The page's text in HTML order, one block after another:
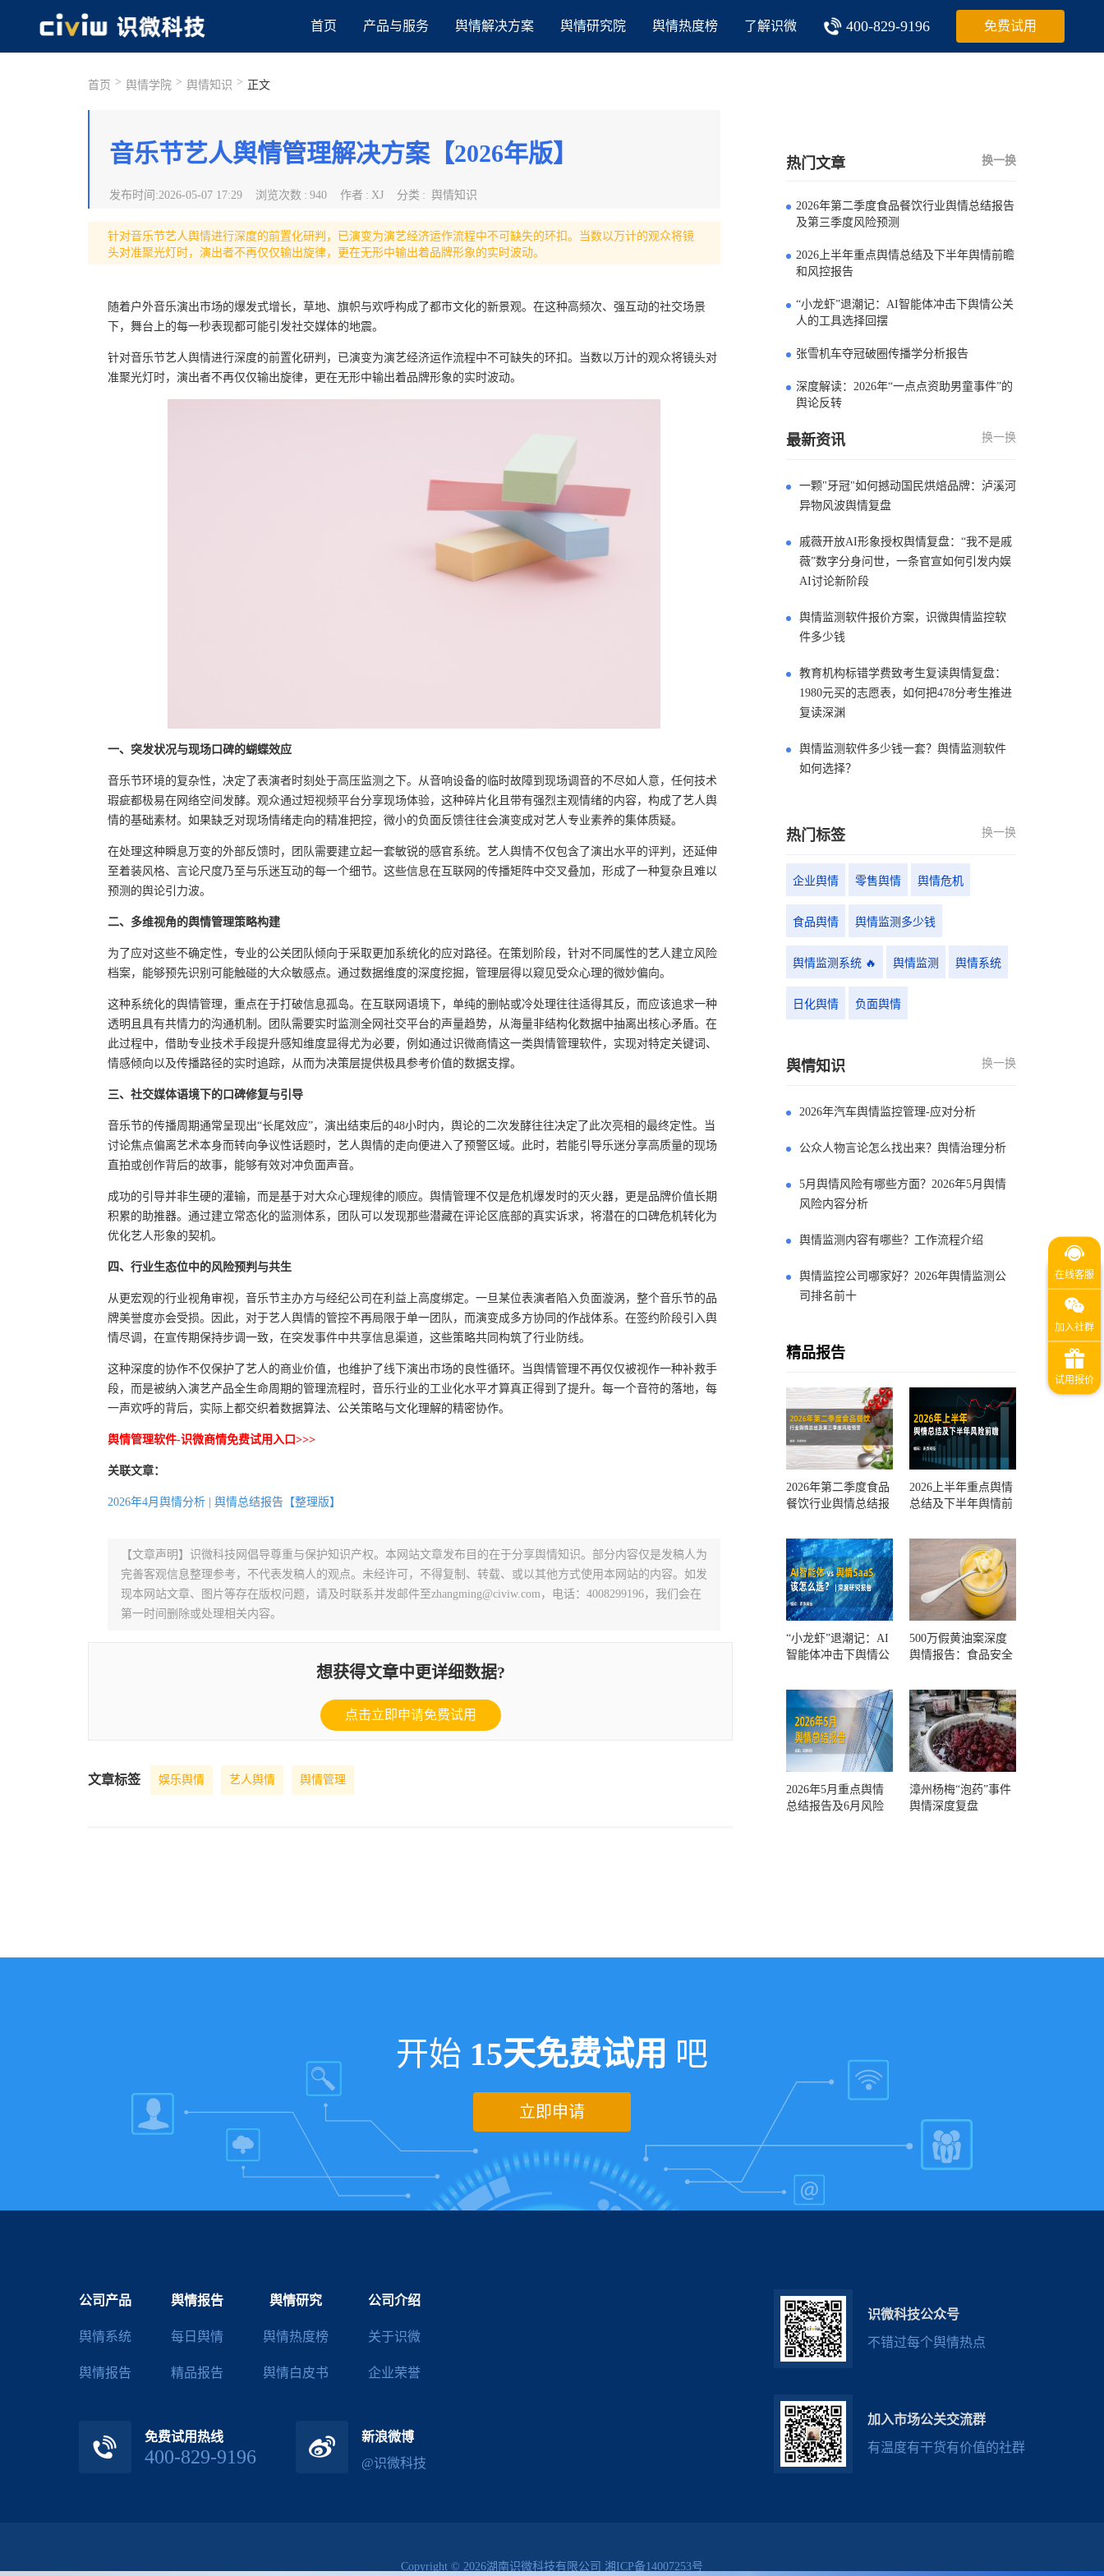
首页 产品与服务 舆情解决方案 舆情研究院 舆情热度榜 了解识微 400-829-9196 免费试用
首页 > 舆情学院 > 舆情知识 > 正文
音乐节艺人舆情管理解决方案【2026年版】
发布时间 :2026-05-07 17:29 浏览次数 : 940 作者 : XJ 分类 : 舆情知识
针对音乐节艺人舆情进行深度的前置化研判，已演变为演艺经济运作流程中不可缺失的环扣。当数以万计的观众将镜
头对准聚光灯时，演出者不再仅仅输出旋律，更在无形中输出着品牌形象的实时波动。
随着户外音乐演出市场的爆发式增长，草地、旗帜与欢呼构成了都市文化的新景观。在这种高频次、强互动的社交场景
下，舞台上的每一秒表现都可能引发社交媒体的地震。
针对音乐节艺人舆情进行深度的前置化研判，已演变为演艺经济运作流程中不可缺失的环扣。当数以万计的观众将镜头对
准聚光灯时，演出者不再仅仅输出旋律，更在无形中输出着品牌形象的实时波动。
一、突发状况与现场口碑的蝴蝶效应
音乐节环境的复杂性，决定了表演者时刻处于高压监测之下。从音响设备的临时故障到现场调音的不尽如人意，任何技术
瑕疵都极易在网络空间发酵。观众通过短视频平台分享现场体验，这种碎片化且带有强烈主观情绪的内容，构成了艺人舆
情的基础素材。如果缺乏对现场情绪走向的精准把控，微小的负面反馈往往会演变成对艺人专业素养的集体质疑。
在处理这种瞬息万变的外部反馈时，团队需要建立起一套敏锐的感官系统。艺人舆情不仅包含了演出水平的评判，还延伸
至着装风格、言论尺度乃至与乐迷互动的每一个细节。这些信息在互联网的传播矩阵中交叉叠加，形成了一种复杂且难以
预测的舆论引力波。
二、多维视角的舆情管理策略构建
为了应对这些不确定性，专业的公关团队倾向于采取更加系统化的应对路径。在策划阶段，针对不同属性的艺人建立风险
档案，能够预先识别可能触碰的大众敏感点。通过数据维度的深度挖掘，管理层得以窥见受众心理的微妙偏向。
这种系统化的舆情管理，重点在于打破信息孤岛。在互联网语境下，单纯的删帖或冷处理往往适得其反，而应该追求一种
透明且具有共情力的沟通机制。团队需要实时监测全网社交平台的声量趋势，从海量非结构化数据中抽离出核心矛盾。在
此过程中，借助专业技术手段提升感知维度显得尤为必要，例如通过识微商情这一类舆情管理软件，实现对特定关键词、
情感倾向以及传播路径的实时追踪，从而为决策层提供极具参考价值的数据支撑。
三、社交媒体语境下的口碑修复与引导
音乐节的传播周期通常呈现出“长尾效应”，演出结束后的48小时内，舆论的二次发酵往往决定了此次亮相的最终定性。当
讨论焦点偏离艺术本身而转向争议性话题时，艺人舆情的走向便进入了预警区域。此时，若能引导乐迷分享高质量的现场
直拍或创作背后的故事，能够有效对冲负面声音。
成功的引导并非生硬的灌输，而是基于对大众心理规律的顺应。舆情管理不仅是危机爆发时的灭火器，更是品牌价值长期
积累的助推器。通过建立常态化的监测体系，团队可以发现那些潜藏在评论区底部的真实诉求，将潜在的口碑危机转化为
优化艺人形象的契机。
四、行业生态位中的风险预判与共生
从更宏观的行业视角审视，音乐节主办方与经纪公司在利益上高度绑定。一旦某位表演者陷入负面漩涡，整个音乐节的品
牌美誉度亦会受损。因此，对于艺人舆情的管控不再局限于单一团队，而演变成多方协同的作战体系。在签约阶段引入舆
情尽调，在宣传期保持步调一致，在突发事件中共享信息渠道，这些策略共同构筑了行业防线。
这种深度的协作不仅保护了艺人的商业价值，也维护了线下演出市场的良性循环。当舆情管理不再仅仅被视作一种补救手
段，而是被纳入演艺产品全生命周期的管理流程时，音乐行业的工业化水平才算真正得到了提升。每一个音符的落地，每
一声欢呼的背后，实际上都交织着数据算法、公关策略与文化理解的精密协作。
舆情管理软件-识微商情免费试用入口>>>
关联文章：
2026年4月舆情分析 | 舆情总结报告【整理版】
【文章声明】识微科技网倡导尊重与保护知识产权。本网站文章发布目的在于分享舆情知识。部分内容仅是发稿人为
完善客观信息整理参考，不代表发稿人的观点。未经许可，不得复制、转载、或以其他方式使用本网站的内容。如发
现本网站文章、图片等存在版权问题，请及时联系并发邮件至zhangming@civiw.com，电话：4008299196，我们会在
第一时间删除或处理相关内容。
想获得文章中更详细数据?
点击立即申请免费试用
文章标签 娱乐舆情 艺人舆情 舆情管理
热门文章 换一换
2026年第二季度食品餐饮行业舆情总结报告
及第三季度风险预测
2026上半年重点舆情总结及下半年舆情前瞻
和风控报告
“小龙虾”退潮记：AI智能体冲击下舆情公关
人的工具选择回摆
张雪机车夺冠破圈传播学分析报告
深度解读：2026年“一点点资助男童事件”的
舆论反转
最新资讯 换一换
一颗"牙冠"如何撼动国民烘焙品牌：泸溪河
异物风波舆情复盘
戚薇开放AI形象授权舆情复盘：“我不是戚
薇”数字分身问世，一条官宣如何引发内娱
AI讨论新阶段
舆情监测软件报价方案，识微舆情监控软
件多少钱
教育机构标错学费致考生复读舆情复盘：
1980元买的志愿表，如何把478分考生推进
复读深渊
舆情监测软件多少钱一套？舆情监测软件
如何选择？
热门标签 换一换
企业舆情 零售舆情 舆情危机
食品舆情 舆情监测多少钱
舆情监测系统 🔥 舆情监测 舆情系统
日化舆情 负面舆情
舆情知识 换一换
2026年汽车舆情监控管理-应对分析
公众人物言论怎么找出来？舆情治理分析
5月舆情风险有哪些方面？2026年5月舆情
风险内容分析
舆情监测内容有哪些？工作流程介绍
舆情监控公司哪家好？2026年舆情监测公
司排名前十
精品报告
2026年第二季度食品
餐饮行业舆情总结报
测
2026上半年重点舆情
总结及下半年舆情前
“小龙虾”退潮记：AI
智能体冲击下舆情公
500万假黄油案深度
舆情报告：食品安全
一环？
2026年5月重点舆情
总结报告及6月风险
漳州杨梅“泡药”事件
舆情深度复盘
开始 15天免费试用 吧
立即申请
公司产品
舆情系统
舆情报告
舆情报告
每日舆情
精品报告
舆情研究
舆情热度榜
舆情白皮书
公司介绍
关于识微
企业荣誉
免费试用热线
400-829-9196
新浪微博
@识微科技
识微科技公众号
不错过每个舆情热点
加入市场公关交流群
有温度有干货有价值的社群
Copyright © 2026湖南识微科技有限公司 湘ICP备14007253号